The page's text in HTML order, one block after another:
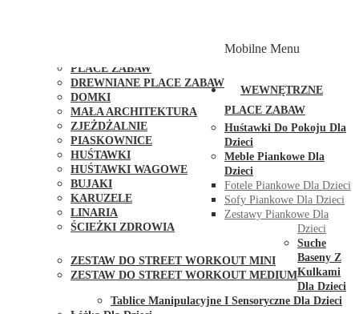
PLACE ZABAW
DREWNIANE PLACE ZABAW
DOMKI
MAŁA ARCHITEKTURA
ZJEŻDŻALNIE
PIASKOWNICE
HUŚTAWKI
HUŚTAWKI WAGOWE
BUJAKI
KARUZELE
LINARIA
ŚCIEŻKI ZDROWIA
ZESTAW DO STREET WORKOUT MINI
ZESTAW DO STREET WORKOUT MEDIUM
Mobilne Menu
WEWNĘTRZNE
PLACE ZABAW
Huśtawki Do Pokoju Dla
Dzieci
Meble Piankowe Dla
Dzieci
Fotele Piankowe Dla Dzieci
Sofy Piankowe Dla Dzieci
Zestawy Piankowe Dla
Dzieci
Suche
Baseny Z
Kulkami
Dla Dzieci
Tablice Manipulacyjne I Sensoryczne Dla Dzieci